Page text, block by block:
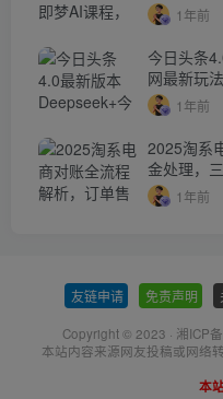
1年前
今日头条
网最新玩
1年前
2025淘系
金处理，
1年前
友链申请 免责声明
Copyright © 2023 · 湘ICP
本站内容来源网友投稿或网络
本